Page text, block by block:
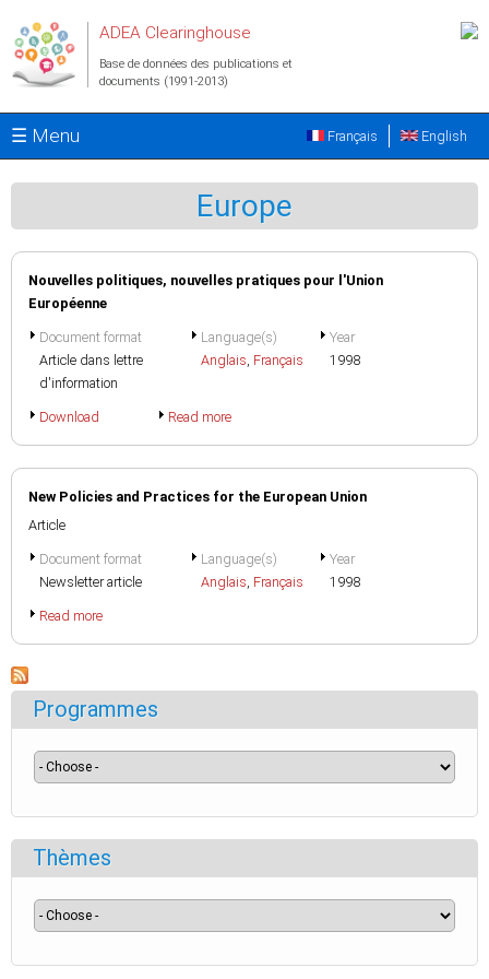
ADEA Clearinghouse
Base de données des publications et
documents (1991-2013)
☰ Menu English
Français
Europe
Nouvelles politiques, nouvelles pratiques pour l'Union
Européenne
Document format
Article dans lettre
d'information
Language(s)
Anglais, Français
Year
1998
Download Read more
New Policies and Practices for the European Union
Article
Document format
Newsletter article
Language(s)
Anglais, Français
Year
1998
Read more
Programmes
Thèmes